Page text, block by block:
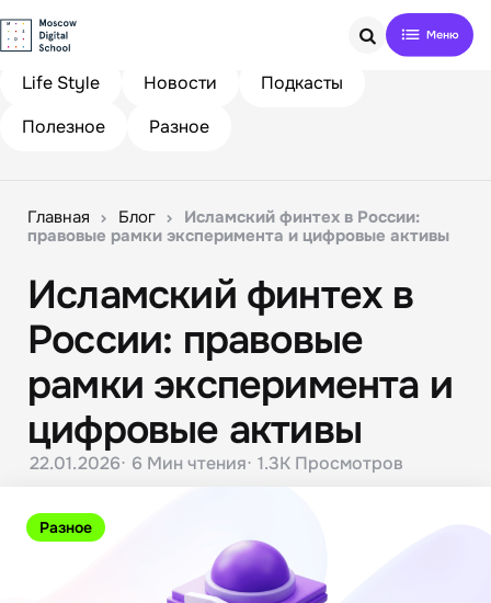
Search
Life Style
Новости
Подкасты
Полезное
Разное
Главная Блог
Исламский финтех в России:
правовые рамки эксперимента и цифровые активы
Разное
Исламский финтех в
России: правовые
рамки эксперимента и
цифровые активы
22.01.2026 6 Мин чтения 1.3K Просмотров